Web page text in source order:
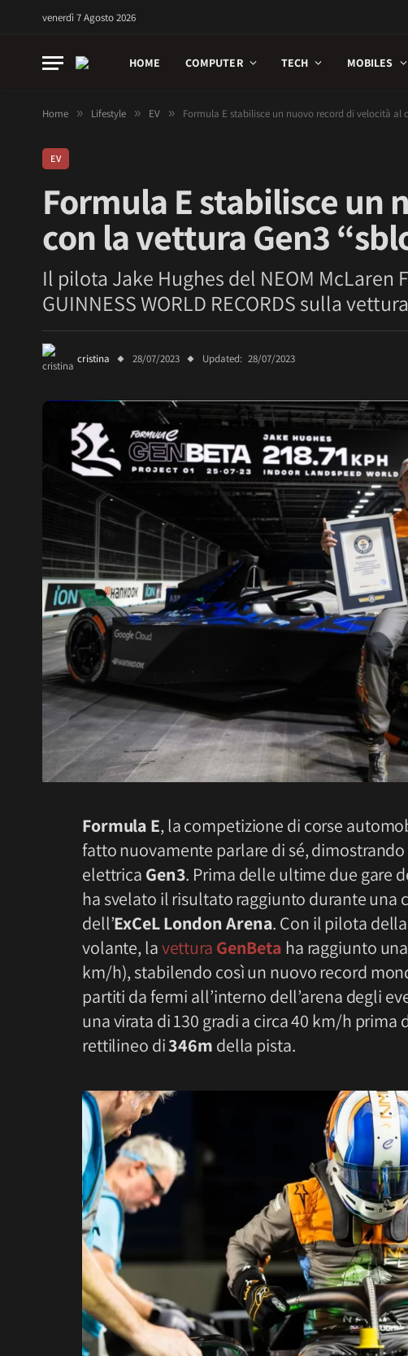
venerdì 7 Agosto 2026
HOME COMPUTER TECH MOBILES
Home » Lifestyle » EV » Formula E stabilisce un nuovo record di velocità al
EV
Formula E stabilisce un
con la vettura Gen3
Il pilota Jake Hughes del NEOM
GUINNESS WORLD RECORDS sulla
cristina 28/07/2023 Updated: 28/07/2023
Formula E, la competizione di corse
fatto nuovamente parlare di sé,
elettrica Gen3. Prima delle ultime due gare
ha svelato il risultato raggiunto durante una
dell’ExCeL London Arena. Con il pilota della
volante, lavettura GenBeta ha raggiunto
km/h), stabilendo così un nuovo record
partiti da fermi all’interno dell’arena degli
una virata di 130 gradi a circa 40 km/h
rettilineo di346m della pista.